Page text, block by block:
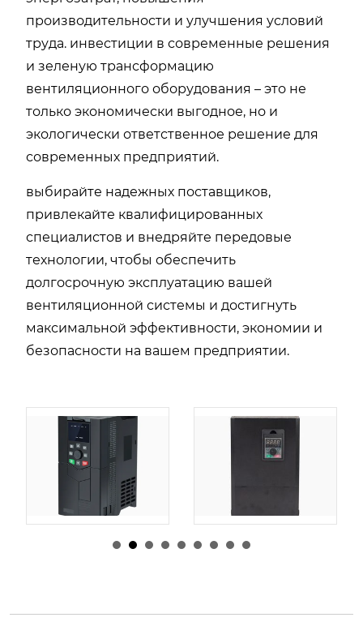
производительности и улучшения условий
труда. инвестиции в современные решения
и зеленую трансформацию
вентиляционного оборудования – это не
только экономически выгодное, но и
экологически ответственное решение для
современных предприятий.
выбирайте надежных поставщиков,
привлекайте квалифицированных
специалистов и внедряйте передовые
технологии, чтобы обеспечить
долгосрочную эксплуатацию вашей
вентиляционной системы и достигнуть
максимальной эффективности, экономии и
безопасности на вашем предприятии.
由admin |30 1 月,
由admin |29 1 月,